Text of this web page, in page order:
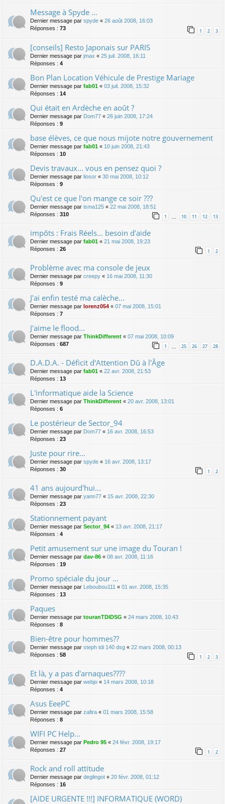
Message à Spyde …
Dernier message par spyde « 26 août 2008, 16:03
Réponses : 73 1 2 3
[conseils] Resto Japonais sur PARIS
Dernier message par jmax « 25 juil. 2008, 16:11
Réponses : 4
Bon Plan Location Véhicule de Prestige Mariage
Dernier message par fab01 « 03 juil. 2008, 15:32
Réponses : 14
Qui était en Ardèche en août ?
Dernier message par Dom77 « 26 juin 2008, 17:24
Réponses : 9
base élèves, ce que nous mijote notre gouvernement
Dernier message par fab01 « 10 juin 2008, 21:43
Réponses : 10
Devis travaux... vous en pensez quoi ?
Dernier message par liosor « 30 mai 2008, 10:12
Réponses : 9
Qu'est ce que l'on mange ce soir ???
Dernier message par isma125 « 22 mai 2008, 18:51
Réponses : 310 1 10 11 12 13
impôts : Frais Réels... besoin d'aide
Dernier message par fab01 « 21 mai 2008, 19:23
Réponses : 26 1 2
Problème avec ma console de jeux
Dernier message par creepy « 16 mai 2008, 11:30
Réponses : 9
J'ai enfin testé ma calèche...
Dernier message par lorenz054 « 07 mai 2008, 15:01
Réponses : 7
J'aime le flood...
Dernier message par ThinkDifferent « 07 mai 2008, 10:09
Réponses : 687 1 25 26 27 28
D.A.D.A. - Déficit d'Attention Dû à l'Âge
Dernier message par fab01 « 22 avr. 2008, 21:53
Réponses : 13
L'informatique aide la Science
Dernier message par ThinkDifferent « 20 avr. 2008, 13:01
Réponses : 6
Le postérieur de Sector_94
Dernier message par Dom77 « 16 avr. 2008, 16:53
Réponses : 23
Juste pour rire...
Dernier message par spyde « 16 avr. 2008, 13:17
Réponses : 30 1 2
41 ans aujourd'hui...
Dernier message par yann77 « 15 avr. 2008, 22:30
Réponses : 23
Stationnement payant
Dernier message par Sector_94 « 13 avr. 2008, 21:17
Réponses : 4
Petit amusement sur une image du Touran !
Dernier message par dav-86 « 08 avr. 2008, 11:16
Réponses : 19
Promo spéciale du jour ...
Dernier message par Leboubou111 « 01 avr. 2008, 15:35
Réponses : 13
Paques
Dernier message par touranTDIDSG « 24 mars 2008, 10:43
Réponses : 8
Bien-être pour hommes??
Dernier message par steph tdi 140 dsg « 22 mars 2008, 00:13
Réponses : 58 1 2 3
Et là, y a pas d'arnaques????
Dernier message par webjo « 14 mars 2008, 10:18
Réponses : 4
Asus EeePC
Dernier message par zafira « 01 mars 2008, 15:58
Réponses : 8
WIFI PC Help...
Dernier message par Pedro 95 « 24 févr. 2008, 19:17
Réponses : 27 1 2
Rock and roll attitude
Dernier message par deglingot « 20 févr. 2008, 01:12
Réponses : 16
[AIDE URGENTE !!!] INFORMATIQUE (WORD)